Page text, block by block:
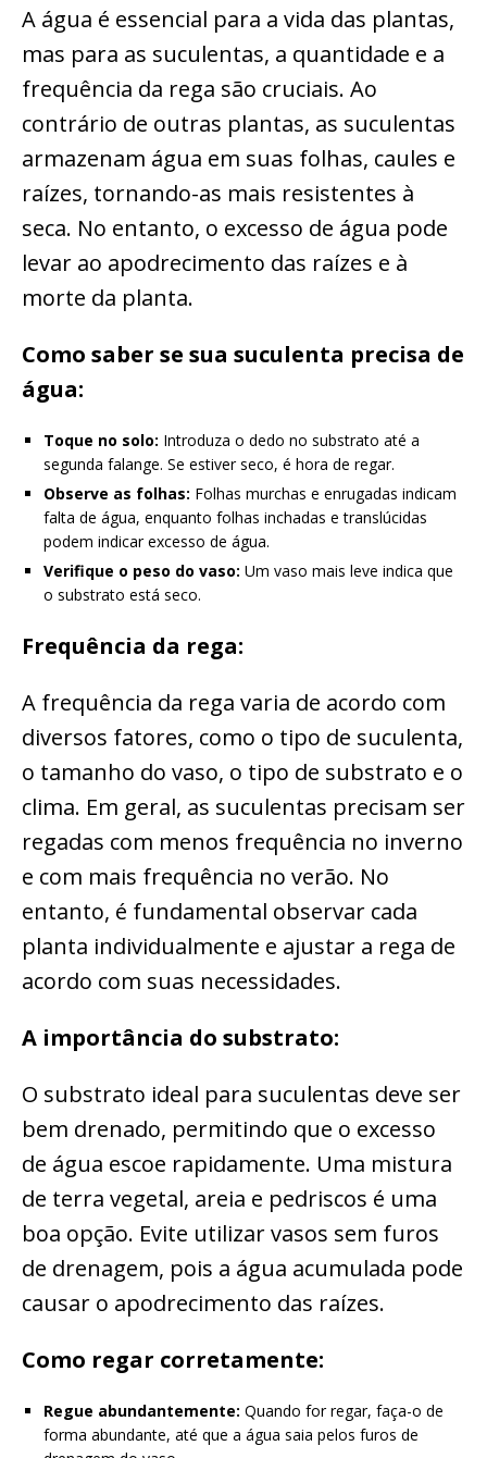
A água é essencial para a vida das plantas,
mas para as suculentas, a quantidade e a
frequência da rega são cruciais. Ao
contrário de outras plantas, as suculentas
armazenam água em suas folhas, caules e
raízes, tornando-as mais resistentes à
seca. No entanto, o excesso de água pode
levar ao apodrecimento das raízes e à
morte da planta.
Como saber se sua suculenta precisa de
água:
Toque no solo: Introduza o dedo no substrato até a
segunda falange. Se estiver seco, é hora de regar.
Observe as folhas: Folhas murchas e enrugadas indicam
falta de água, enquanto folhas inchadas e translúcidas
podem indicar excesso de água.
Verifique o peso do vaso: Um vaso mais leve indica que
o substrato está seco.
Frequência da rega:
A frequência da rega varia de acordo com
diversos fatores, como o tipo de suculenta,
o tamanho do vaso, o tipo de substrato e o
clima. Em geral, as suculentas precisam ser
regadas com menos frequência no inverno
e com mais frequência no verão. No
entanto, é fundamental observar cada
planta individualmente e ajustar a rega de
acordo com suas necessidades.
A importância do substrato:
O substrato ideal para suculentas deve ser
bem drenado, permitindo que o excesso
de água escoe rapidamente. Uma mistura
de terra vegetal, areia e pedriscos é uma
boa opção. Evite utilizar vasos sem furos
de drenagem, pois a água acumulada pode
causar o apodrecimento das raízes.
Como regar corretamente:
Regue abundantemente: Quando for regar, faça-o de
forma abundante, até que a água saia pelos furos de